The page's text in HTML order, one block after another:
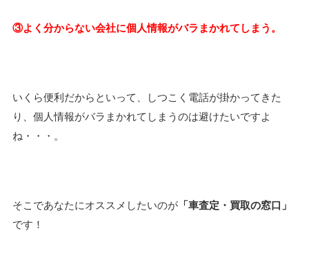
③よく分からない会社に個人情報がバラまかれてしまう。
いくら便利だからといって、しつこく電話が掛かってきた
り、個人情報がバラまかれてしまうのは避けたいですよ
ね・・・。
そこであなたにオススメしたいのが「車査定・買取の窓口」
です！